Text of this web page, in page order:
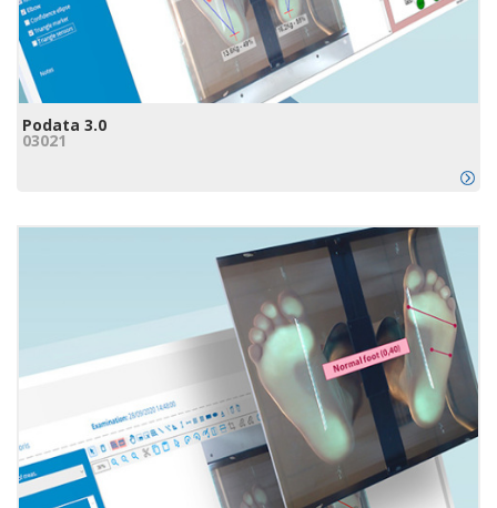
Podata 3.0
03021